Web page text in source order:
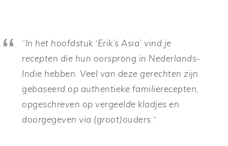
“In het hoofdstuk ‘Erik’s Asia’ vind je
recepten die hun oorsprong in Nederlands-
Indie hebben. Veel van deze gerechten zijn
gebaseerd op authentieke familierecepten,
opgeschreven op vergeelde kladjes en
doorgegeven via (groot)ouders. “